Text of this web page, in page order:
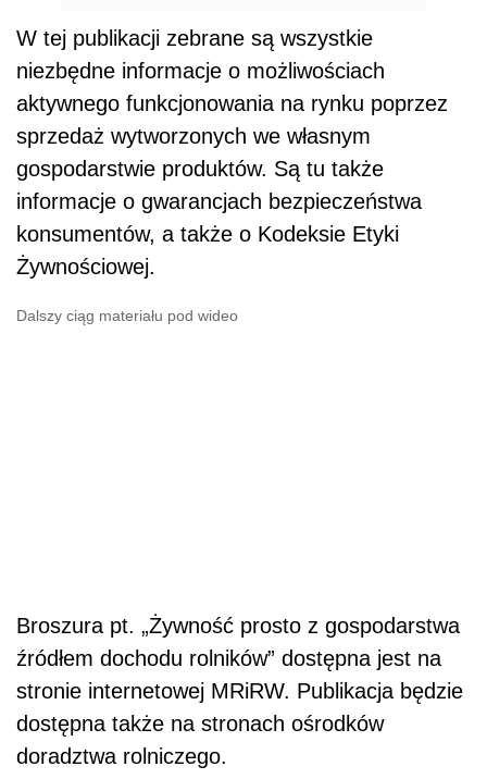
W tej publikacji zebrane są wszystkie
niezbędne informacje o możliwościach
aktywnego funkcjonowania na rynku poprzez
sprzedaż wytworzonych we własnym
gospodarstwie produktów. Są tu także
informacje o gwarancjach bezpieczeństwa
konsumentów, a także o Kodeksie Etyki
Żywnościowej.
Dalszy ciąg materiału pod wideo
Broszura pt. „Żywność prosto z gospodarstwa
źródłem dochodu rolników” dostępna jest na
stronie internetowej MRiRW. Publikacja będzie
dostępna także na stronach ośrodków
doradztwa rolniczego.